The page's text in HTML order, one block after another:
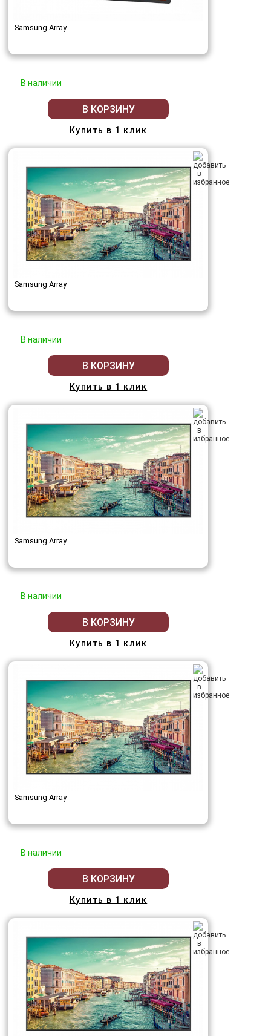
Samsung Array
В наличии
В КОРЗИНУ
Купить в 1 клик
Samsung Array
В наличии
В КОРЗИНУ
Купить в 1 клик
Samsung Array
В наличии
В КОРЗИНУ
Купить в 1 клик
Samsung Array
В наличии
В КОРЗИНУ
Купить в 1 клик